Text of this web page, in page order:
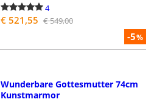
-5%
4
€ 521,55 € 549,00
Wunderbare Gottesmutter 74cm
Kunstmarmor